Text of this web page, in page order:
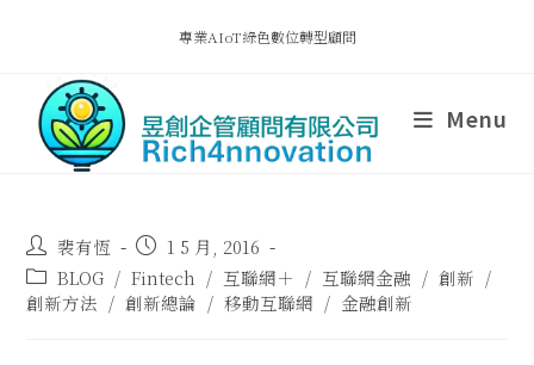
專業AIoT綠色數位轉型顧問
Menu
裴有恆
1 5 月, 2016
BLOG / Fintech / 互聯網＋ / 互聯網金融 / 創新 /
創新方法 / 創新總論 / 移動互聯網 / 金融創新